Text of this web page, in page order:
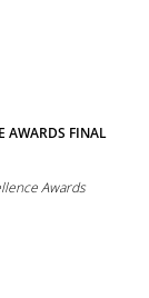
AWARDS FINAL
Awards